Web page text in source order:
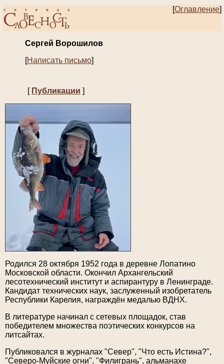
[Оглавление]
Сергей Ворошилов
[Написать письмо]
[ Публикации ]
Родился 28 октября 1952 года в деревне Лопатино
Московской области. Окончил Архангельский
лесотехнический институт и аспирантуру в Ленинграде.
Кандидат технических наук, заслуженный изобретатель
Республики Карелия, награждён медалью ВДНХ.
В литературе начинал с сетевых площадок, став
победителем множества поэтических конкурсов на
литсайтах.
Публиковался в журналах "Север", "Что есть Истина?",
"Северо-Муйские огни", "Филигрань", альманахе